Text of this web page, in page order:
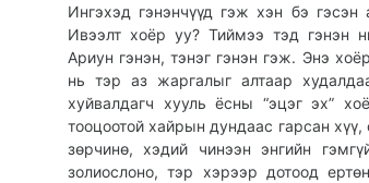
Ингэхэд гэнэнчүүд гэж хэн бэ гэсэн
Ивээлт хоёр уу? Тиймээ тэд гэнэн
Ариун гэнэн, тэнэг гэнэн гэж. Энэ
нь тэр аз жаргалыг алтаар
хуйвалдагч хууль ёсны “эцэг эх”
тооцоотой хайрын дундаас гарсан
зөрчинө, хэдий чинээн энгийн
золиослоно, тэр хэрээр дотоод